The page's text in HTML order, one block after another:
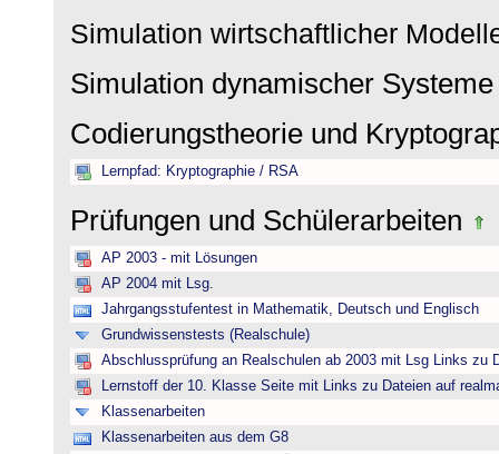
Simulation wirtschaftlicher
Simulation dynamischer
Codierungstheorie und
Lernpfad: Kryptographie / RSA
Prüfungen und Schülerarbeiten
AP 2003 - mit Lösungen
AP 2004 mit Lsg.
Jahrgangsstufentest in Mathematik, Deutsch und Englisch
Grundwissenstests (Realschule)
Abschlussprüfung an Realschulen ab 2003 mit Lsg Links zu
Lernstoff der 10. Klasse Seite mit Links zu Dateien auf
Klassenarbeiten
Klassenarbeiten aus dem G8